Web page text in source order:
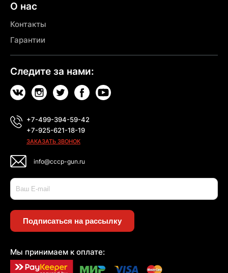
О нас
Контакты
Гарантии
Следите за нами:
+7-499-394-59-42
+7-925-621-18-19
ЗАКАЗАТЬ ЗВОНОК
info@cccp-gun.ru
Подписаться на рассылку
Мы принимаем к оплате: